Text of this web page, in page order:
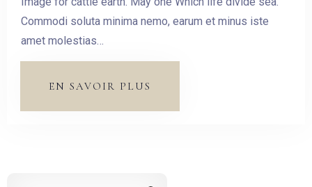
Commodi soluta minima nemo, earum et minus iste
amet molestias…
EN SAVOIR PLUS
Pas de check-out
Invités: